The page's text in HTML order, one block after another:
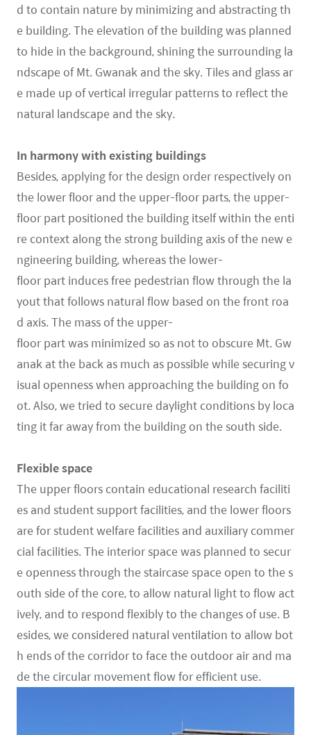
d to contain nature by minimizing and abstracting th
e building. The elevation of the building was planned
to hide in the background, shining the surrounding la
ndscape of Mt. Gwanak and the sky. Tiles and glass ar
e made up of vertical irregular patterns to reflect the
natural landscape and the sky.
In harmony with existing buildings
Besides, applying for the design order respectively on
the lower floor and the upper-floor parts, the upper-
floor part positioned the building itself within the enti
re context along the strong building axis of the new e
ngineering building, whereas the lower-
floor part induces free pedestrian flow through the la
yout that follows natural flow based on the front roa
d axis. The mass of the upper-
floor part was minimized so as not to obscure Mt. Gw
anak at the back as much as possible while securing v
isual openness when approaching the building on fo
ot. Also, we tried to secure daylight conditions by loca
ting it far away from the building on the south side.
Flexible space
The upper floors contain educational research faciliti
es and student support facilities, and the lower floors
are for student welfare facilities and auxiliary commer
cial facilities. The interior space was planned to secur
e openness through the staircase space open to the s
outh side of the core, to allow natural light to flow act
ively, and to respond flexibly to the changes of use. B
esides, we considered natural ventilation to allow bot
h ends of the corridor to face the outdoor air and ma
de the circular movement flow for efficient use.